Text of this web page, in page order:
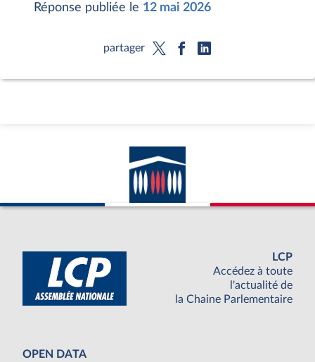
Réponse publiée le 12 mai 2026
partager
LCP
Accédez à toute
l'actualité de
la Chaine Parlementaire
OPEN DATA